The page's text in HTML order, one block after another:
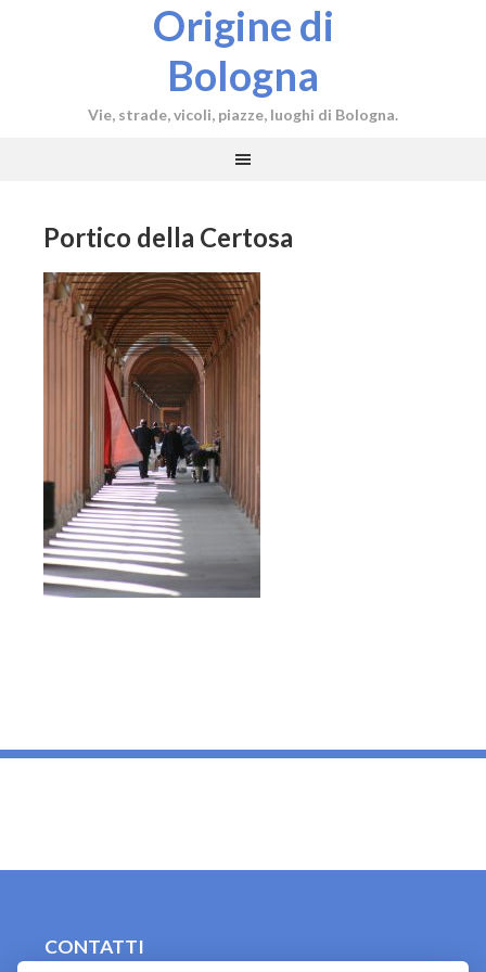
Origine di
Bologna
Vie, strade, vicoli, piazze, luoghi di Bologna.
Portico della Certosa
CONTATTI